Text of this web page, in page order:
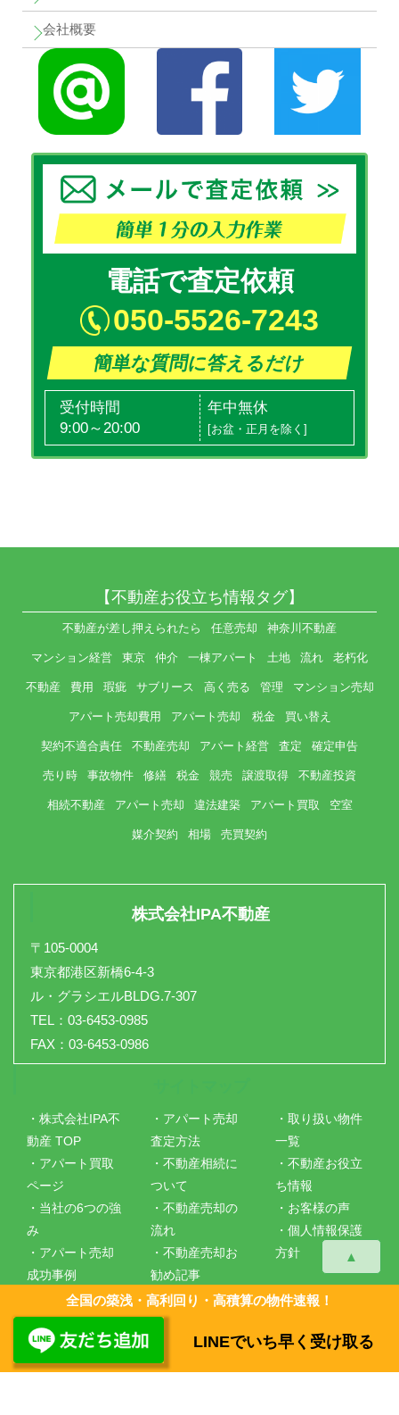
会社概要
電話で査定依頼
050-5526-7243
簡単な質問に答えるだけ
受付時間
9:00～20:00
年中無休
[お盆・正月を除く]
▲
【不動産お役立ち情報タグ】
不動産が差し押えられたら 任意売却 神奈川不動産
マンション経営 東京 仲介 一棟アパート 土地 流れ 老朽化
不動産 費用 瑕疵 サブリース 高く売る 管理 マンション売却
アパート売却費用 アパート売却 税金 買い替え
契約不適合責任 不動産売却 アパート経営 査定 確定申告
売り時 事故物件 修繕 税金 競売 譲渡取得 不動産投資
相続不動産 アパート売却 違法建築 アパート買取 空室
媒介契約 相場 売買契約
株式会社IPA不動産
〒105-0004
東京都港区新橋6-4-3
ル・グラシエルBLDG.7-307
TEL：03-6453-0985
FAX：03-6453-0986
・株式会社IPA不
動産 TOP
・アパート買取
ページ
・当社の6つの強
み
・アパート売却
成功事例
・会社概要
・アパート売却
査定方法
・不動産相続に
ついて
・不動産売却の
流れ
・不動産売却お
勧め記事
・仲介手数料に
ついて
・取り扱い物件
一覧
・不動産お役立
ち情報
・お客様の声
・個人情報保護
方針
Copyright ©株式会社IPA不動産 All Rights Reserved.
全国の築浅・高利回り・高積算の物件速報！
LINEでいち早く受け取る